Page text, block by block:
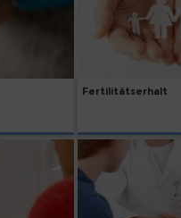
Fertilitätserhalt